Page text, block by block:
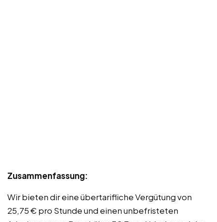
Zusammenfassung:
Wir bieten dir eine übertarifliche Vergütung von
25,75 € pro Stunde und einen unbefristeten